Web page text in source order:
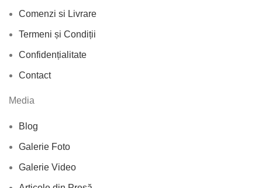
Comenzi si Livrare
Termeni și Condiții
Confidențialitate
Contact
Media
Blog
Galerie Foto
Galerie Video